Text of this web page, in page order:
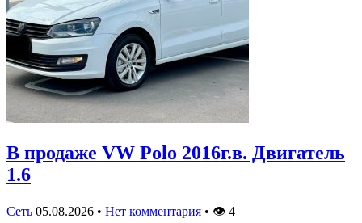
В продаже VW Polo 2016г.в. Двигатель
1.6
Сеть 05.08.2026 • Нет комментария • 👁 4